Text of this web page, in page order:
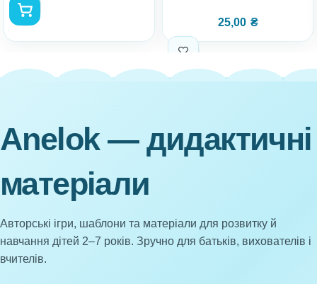
25,00 ₴
Anelok — дидактичні
матеріали
Авторські ігри, шаблони та матеріали для розвитку й
навчання дітей 2–7 років. Зручно для батьків, вихователів і
вчителів.